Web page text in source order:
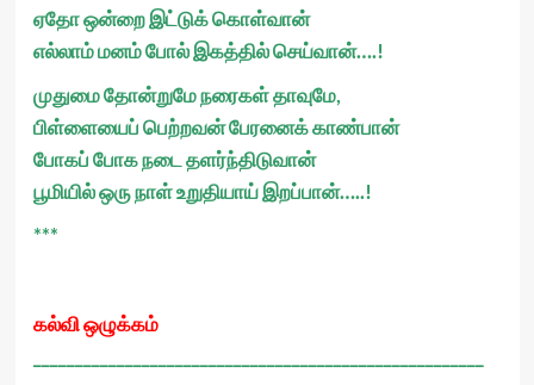
ஏதோ ஒன்றை இட்டுக் கொள்வான்
எல்லாம் மனம் போல் இகத்தில் செய்வான்….!
முதுமை தோன்றுமே நரைகள் தாவுமே,
பிள்ளையைப் பெற்றவன் பேரனைக் காண்பான்
போகப் போக நடை தளர்ந்திடுவான்
பூமியில் ஒரு நாள் உறுதியாய் இறப்பான்…..!
***
கல்வி ஒழுக்கம்